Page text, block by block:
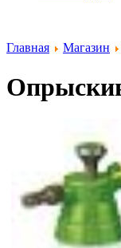
Главная Магазин